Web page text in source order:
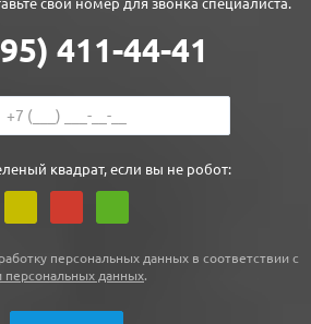
свой номер для звонка специалиста.
411-44-41
квадрат, если вы не робот:
персональных данных в соответствии с
персональных данных.